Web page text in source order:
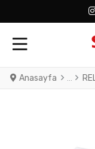
Anasayfa